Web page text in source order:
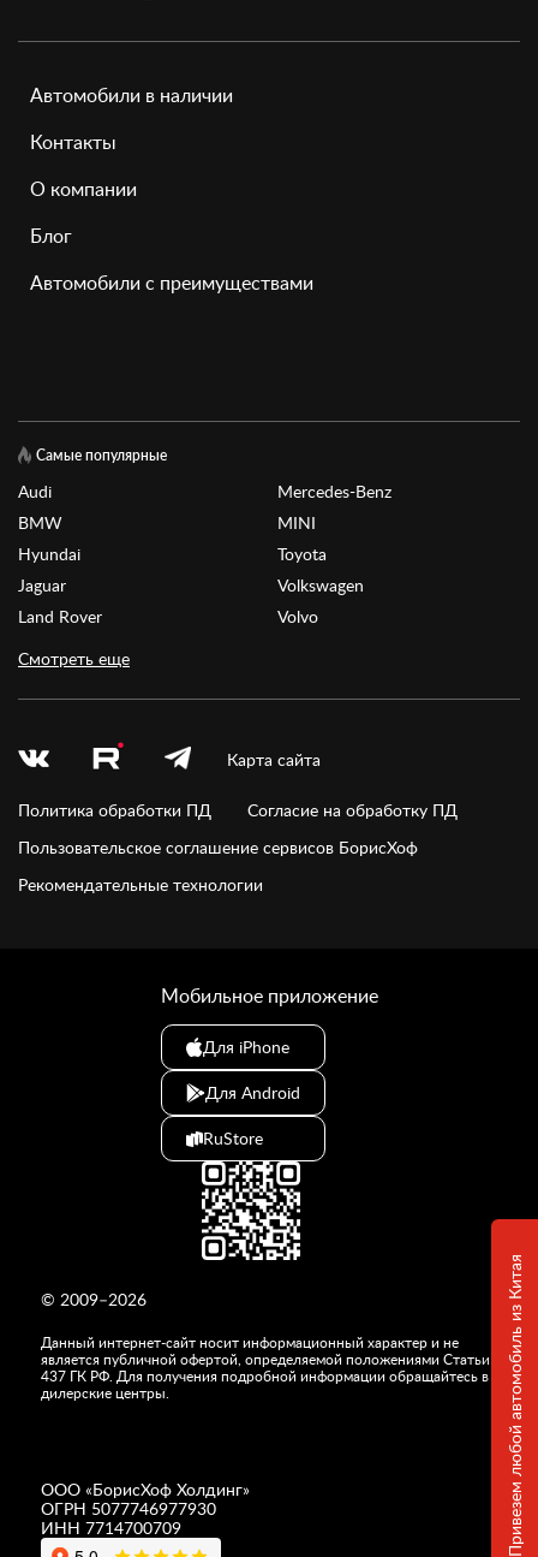
Привезем любой автомобиль из Китая
Автомобили в наличии
Контакты
О компании
Блог
Автомобили с преимуществами
Самые популярные
Audi
BMW
Hyundai
Jaguar
Land Rover
Mercedes-Benz
MINI
Toyota
Volkswagen
Volvo
Смотреть еще
Карта сайта
Политика обработки ПД
Согласие на обработку ПД
Пользовательское соглашение сервисов БорисХоф
Рекомендательные технологии
© 2009–2026
Данный интернет-сайт носит информационный характер и не
является публичной офертой, определяемой положениями Статьи
437 ГК РФ. Для получения подробной информации обращайтесь в
дилерские центры.
ООО «БорисХоф Холдинг»
ОГРН 5077746977930
ИНН 7714700709
Мобильное приложение
Для iPhone
Для Android
RuStore